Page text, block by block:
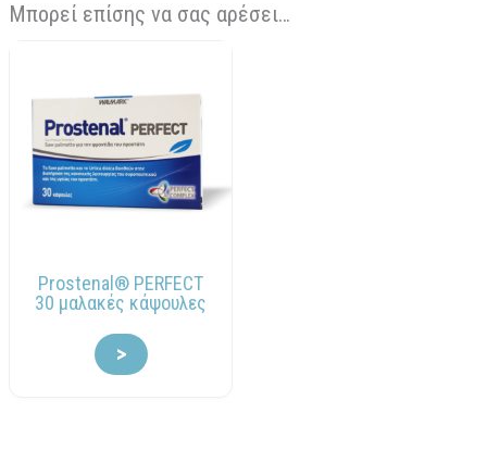
Μπορεί επίσης να σας αρέσει…
Prostenal® PERFECT
30 μαλακές κάψουλες
>